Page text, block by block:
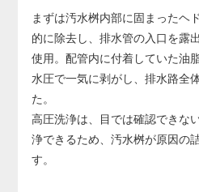
大きくなるため、早めの対応が
まずは汚水桝内部に固まったヘ
的に除去し、排水管の入口を露
使用。配管内に付着していた油
水圧で一気に剥がし、排水路全
た。
高圧洗浄は、目では確認できな
浄できるため、汚水桝が原因の
す。